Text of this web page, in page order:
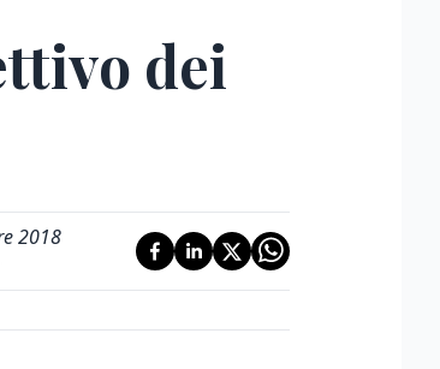
dei
2018